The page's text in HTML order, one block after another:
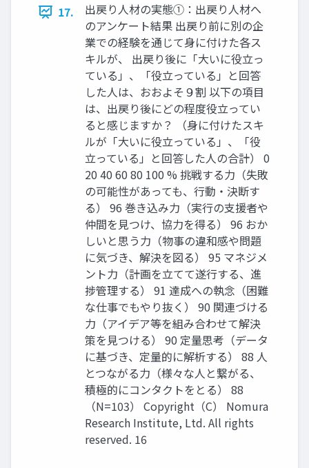
17.
出戻り人材の実態①：出戻り人材へ
のアンケート結果 出戻り前に別の企
業での経験を通じて身に付けた各ス
キルが、 出戻り後に「大いに役立っ
ている」、「役立っている」と回答
した人は、おおよそ９割 以下の項目
は、出戻り後にどの程度役立ってい
ると感じますか？ （身に付けたスキ
ルが「大いに役立っている」、「役
立っている」と回答した人の合計） 0
20 40 60 80 100 % 挑戦する力（失敗
の可能性があっても、行動・決断す
る） 96 巻き込み力（実行の支援者や
仲間を見つけ、協力を得る） 96 おか
しいと思う力（物事の違和感や問題
に気づき、解決を図る） 95 マネジメ
ント力（計画を立てて遂行する、進
捗管理する） 91 達成への執念（困難
な仕事でもやり抜く） 90 関連づける
力（アイデア等を組み合わせて解決
策を見つける） 90 定量思考（データ
に基づき、定量的に解析する） 88 人
とつながる力（様々な人と繋がる、
積極的にコンタクトをとる） 88
（N=103） Copyright（C） Nomura
Research Institute, Ltd. All rights
reserved. 16